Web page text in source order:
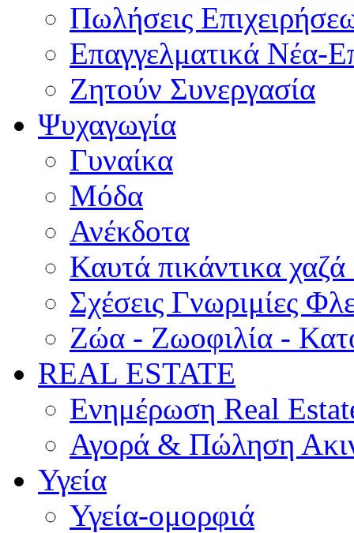
Πωλήσεις
Επαγγελματικά Νέα-
Ζητούν Συνεργασία
Ψυχαγωγία
Γυναίκα
Μόδα
Ανέκδοτα
Καυτά πικάντικα χαζά
Σχέσεις Γνωριμίες
Ζώα - Ζωοφιλία -
REAL ESTATE
Ενημέρωση Real
Αγορά & Πώληση
Υγεία
Υγεία-ομορφιά